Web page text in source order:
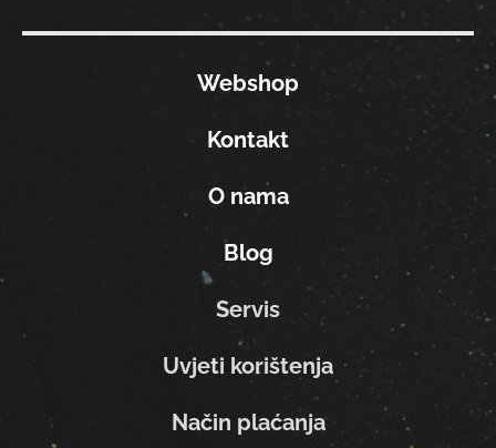
Webshop
Kontakt
O nama
Blog
Servis
Uvjeti korištenja
Način plaćanja